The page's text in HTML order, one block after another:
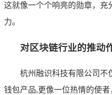
这就像一个个响亮的勋章，充
力。
对区块链行业的推动
杭州融识科技有限公司不
钱包产品,更像一位热情的使